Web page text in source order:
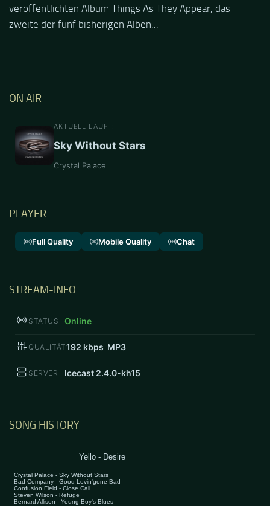
veröffentlichten Album Things As They Appear, das
zweite der fünf bisherigen Alben...
ON AIR
AKTUELL LÄUFT:
Sky Without Stars
Crystal Palace
PLAYER
Full Quality Mobile Quality Chat
STREAM-INFO
STATUS Online
QUALITÄT192 kbps MP3
SERVER Icecast 2.4.0-kh15
SONG HISTORY